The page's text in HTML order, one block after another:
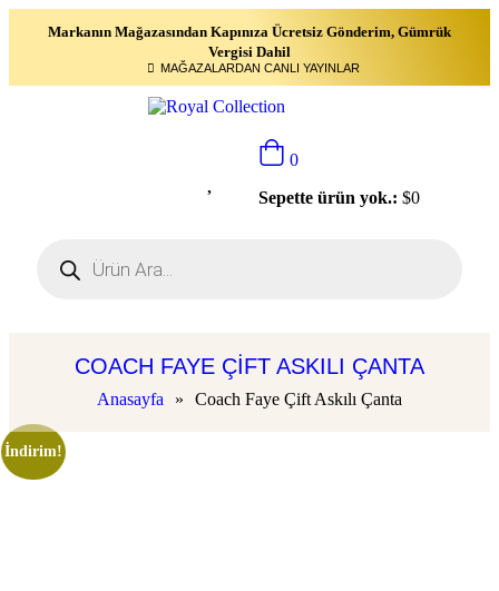
Markanın Mağazasından Kapınıza Ücretsiz Gönderim, Gümrük
Vergisi Dahil
MAĞAZALARDAN CANLI YAYINLAR
0
Sepette ürün yok.: $0
COACH FAYE ÇIFT ASKILI ÇANTA
Anasayfa » Coach Faye Çift Askılı Çanta
İndirim!